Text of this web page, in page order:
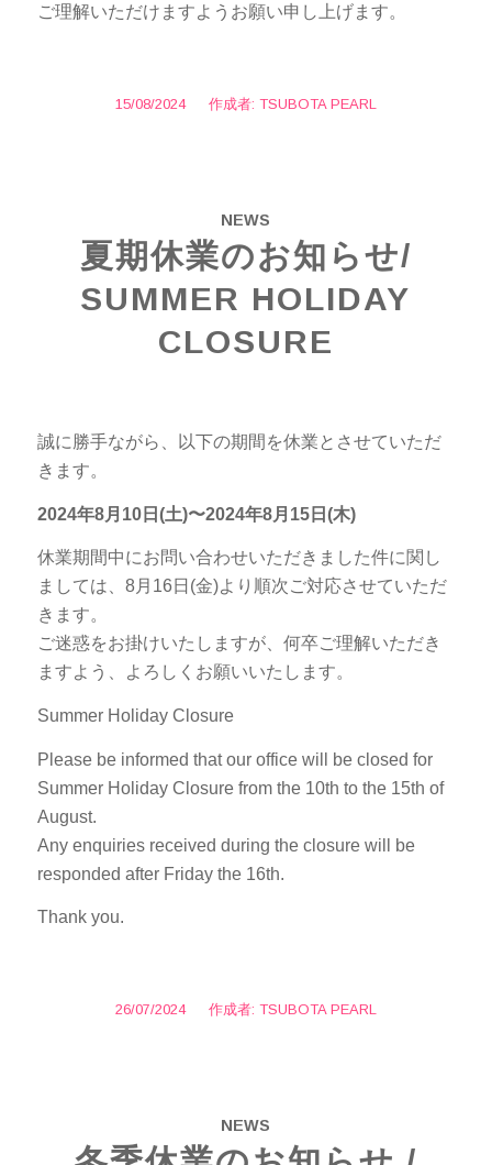
ご理解いただけますようお願い申し上げます。
15/08/2024
/ 作成者: TSUBOTA PEARL
NEWS
夏期休業のお知らせ/
SUMMER HOLIDAY
CLOSURE
誠に勝手ながら、以下の期間を休業とさせていただ
きます。
2024年8月10日(土)〜2024年8月15日(木)
休業期間中にお問い合わせいただきました件に関し
ましては、8月16日(金)より順次ご対応させていただ
きます。
ご迷惑をお掛けいたしますが、何卒ご理解いただき
ますよう、よろしくお願いいたします。
Summer Holiday Closure
Please be informed that our office will be closed for
Summer Holiday Closure from the 10th to the 15th of
August.
Any enquiries received during the closure will be
responded after Friday the 16th.
Thank you.
26/07/2024
/ 作成者: TSUBOTA PEARL
NEWS